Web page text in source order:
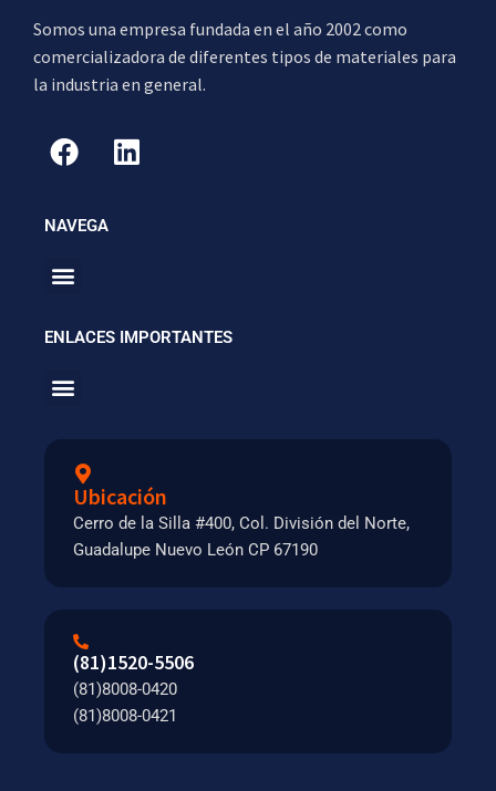
Somos una empresa fundada en el año 2002 como
comercializadora de diferentes tipos de materiales para
la industria en general.
NAVEGA
Menu
ENLACES IMPORTANTES
Menu
Ubicación
Cerro de la Silla #400, Col. División del Norte,
Guadalupe Nuevo León CP 67190
(81)1520-5506
(81)8008-0420
(81)8008-0421